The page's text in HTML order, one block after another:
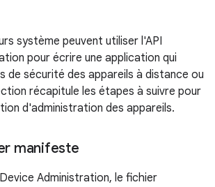
système peuvent utiliser l'API
pour écrire une application qui
de sécurité des appareils à distance ou
récapitule les étapes à suivre pour
d'administration des appareils.
manifeste
Administration, le fichier